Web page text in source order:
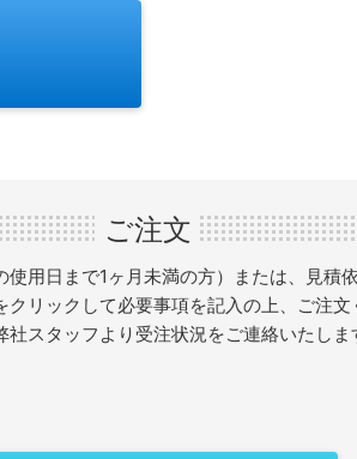
ご注文
使用日まで1ヶ月未満の方）または、見積
リックして必要事項を記入の上、ご注文
スタッフより受注状況をご連絡いたしま